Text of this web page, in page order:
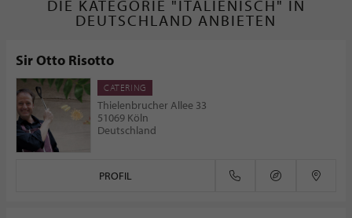
DIE KATEGORIE "ITALIENISCH" IN
DEUTSCHLAND ANBIETEN
Sir Otto Risotto
CATERING
Thielenbrucher Allee 33
51069 Köln
Deutschland
PROFIL